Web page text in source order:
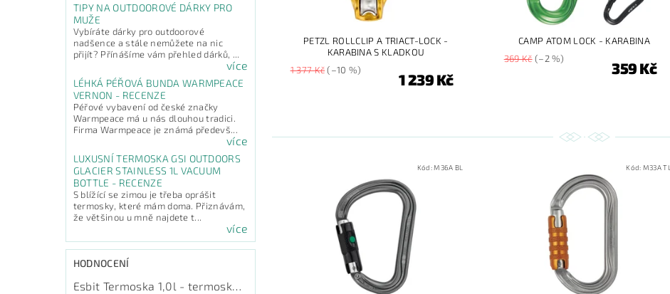
TIPY NA OUTDOOROVÉ DÁRKY PRO
MUŽE
Vybíráte dárky pro outdoorové
nadšence a stále nemůžete na nic
přijít? Přínášíme vám přehled dárků, ...
více
LÉHKÁ PÉŘOVÁ BUNDA WARMPEACE
VERNON - RECENZE
Péřové vybavení od české značky
Warmpeace má u nás dlouhou tradici.
Firma Warmpeace je známá předevš...
více
LUXUSNÍ TERMOSKA GSI OUTDOORS
GLACIER STAINLESS 1L VACUUM
BOTTLE - RECENZE
S blížící se zimou je třeba oprášit
termosky, které mám doma. Přiznávám,
že většinou u mně najdete t...
více
HODNOCENÍ
PETZL ROLLCLIP A TRIACT-LOCK -
KARABINA S KLADKOU
1 377 Kč(–10 %)
1 239 Kč
CAMP ATOM LOCK - KARABINA
369 Kč(–2 %)
359 Kč
Kód:M36A BL Kód: M33A TL